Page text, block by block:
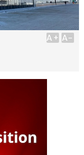
A+ A-